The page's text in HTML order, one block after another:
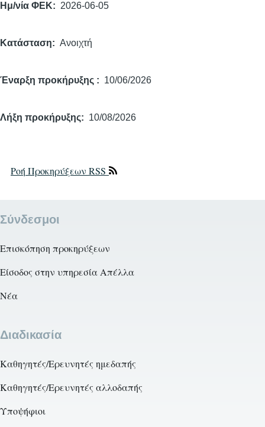
Ημ/νία ΦΕΚ 2026-06-05
Κατάσταση Ανοιχτή
Έναρξη προκήρυξης 10/06/2026
Λήξη προκήρυξης 10/08/2026
Ροή Προκηρύξεων RSS
Σύνδεσμοι
Επισκόπηση προκηρύξεων
Είσοδος στην υπηρεσία Απέλλα
Νέα
Διαδικασία
Καθηγητές/Ερευνητές ημεδαπής
Καθηγητές/Ερευνητές αλλοδαπής
Υποψήφιοι